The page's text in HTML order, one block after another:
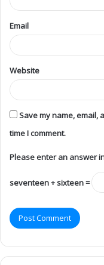
Email
Website
Save my name, email,
time I comment.
Please enter an answer
seventeen + sixteen =